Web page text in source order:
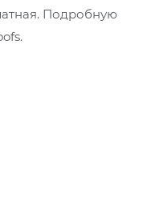
Подробную